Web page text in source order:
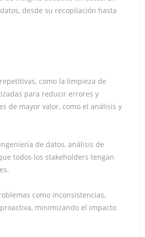
desde su recopilación hasta
como la limpieza de
para reducir errores y
de mayor valor, como el análisis y
de datos, análisis de
todos los stakeholders tengan
como inconsistencias,
minimizando el impacto